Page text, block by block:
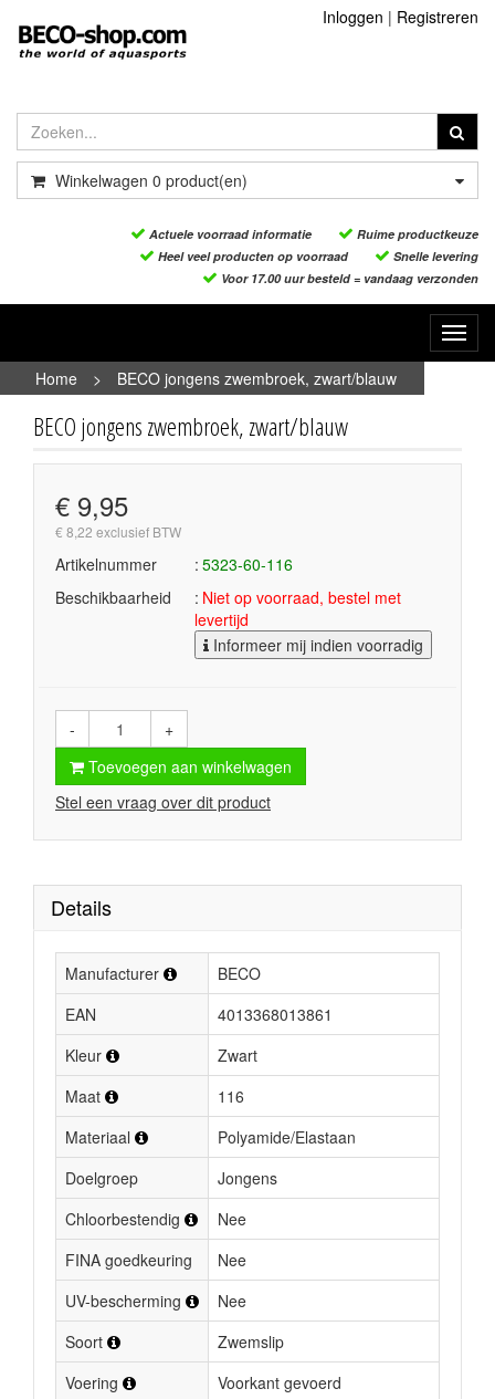
Inloggen | Registreren
Winkelwagen 0 product(en)
Actuele voorraad informatie
Ruime productkeuze
Heel veel producten op voorraad
Snelle levering
Voor 17.00 uur besteld = vandaag verzonden
Home
> BECO jongens zwembroek, zwart/blauw
BECO jongens zwembroek, zwart/blauw
€ 9,95
€ 8,22 exclusief BTW
Artikelnummer
5323-60-116
Beschikbaarheid
Niet op voorraad, bestel met
levertijd
Informeer mij indien voorradig
-
+
Toevoegen aan winkelwagen
Stel een vraag over dit product
Details
Manufacturer
BECO
EAN
4013368013861
Kleur
Zwart
Maat
116
Materiaal
Polyamide/Elastaan
Doelgroep
Jongens
Chloorbestendig
Nee
FINA goedkeuring
Nee
UV-bescherming
Nee
Soort
Zwemslip
Voering
Voorkant gevoerd